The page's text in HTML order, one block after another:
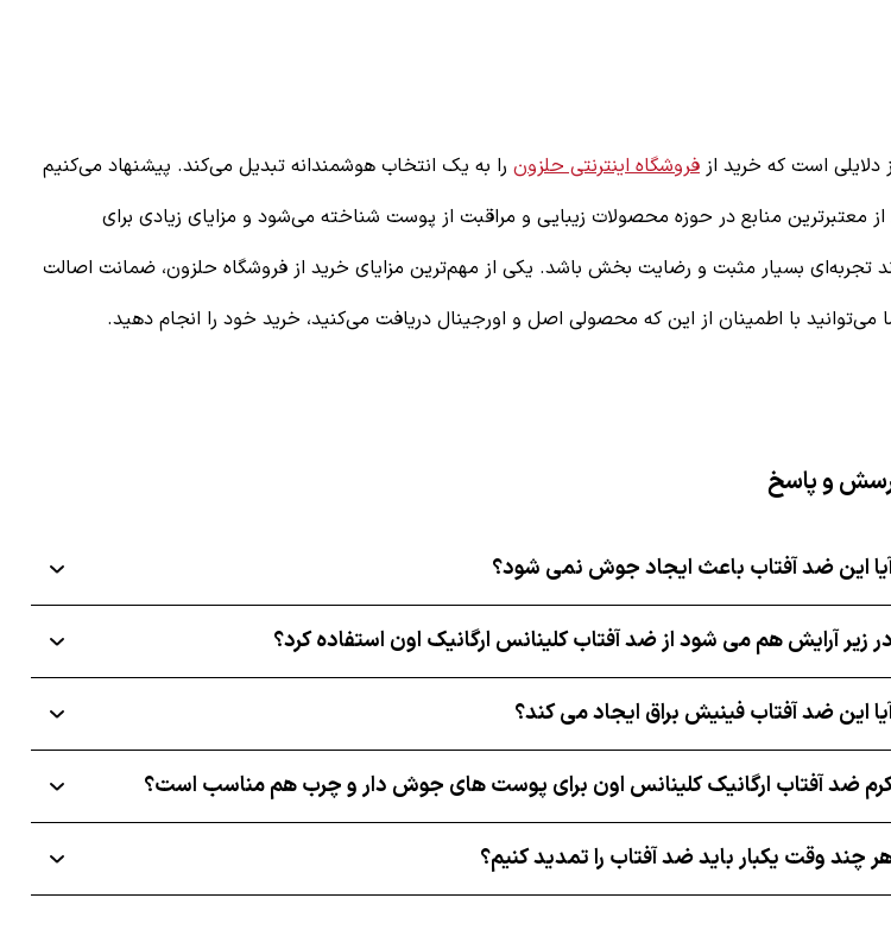
است که خرید از فروشگاه اینترنتی حلزون را به یک انتخاب هوشمندانه تبدیل می‌کند. پیشنهاد می‌کنیم
معتبرترین منابع در حوزه محصولات زیبایی و مراقبت از پوست شناخته می‌شود و مزایای زیادی برای
تجربه‌ای بسیار مثبت و رضایت‌ بخش باشد. یکی از مهم‌ترین مزایای خرید از فروشگاه حلزون، ضمانت اصالت
با اطمینان از این که محصولی اصل و اورجینال دریافت می‌کنید، خرید خود را انجام دهید.
و پاسخ
این ضد آفتاب باعث ایجاد جوش نمی شود؟
در زیر آرایش هم می شود از ضد آفتاب کلینانس ارگانیک اون استفاده کرد؟
این ضد آفتاب فینیش براق ایجاد می کند؟
ضد آفتاب ارگانیک کلینانس اون برای پوست های جوش دار و چرب هم مناسب است؟
چند وقت یکبار باید ضد آفتاب را تمدید کنیم؟